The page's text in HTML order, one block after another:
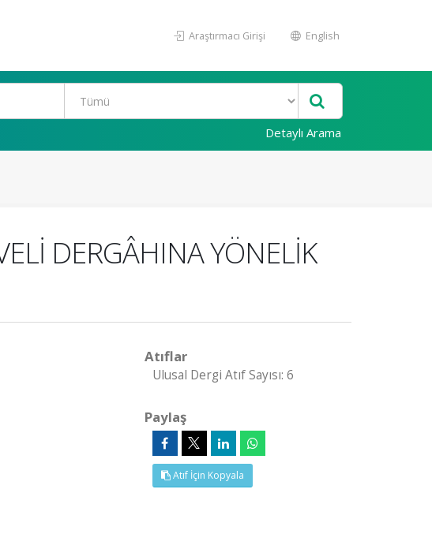
Araştırmacı Girişi English
Detaylı Arama
DERGÂHINA YÖNELİK
Atıflar
Ulusal Dergi Atıf Sayısı: 6
Paylaş
Atıf İçin Kopyala